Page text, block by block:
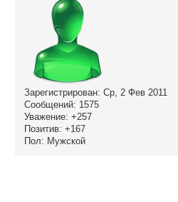
Зарегистрирован: Ср, 2 Фев 2011
Сообщений: 1575
Уважение: +257
Позитив: +167
Пол: Мужской